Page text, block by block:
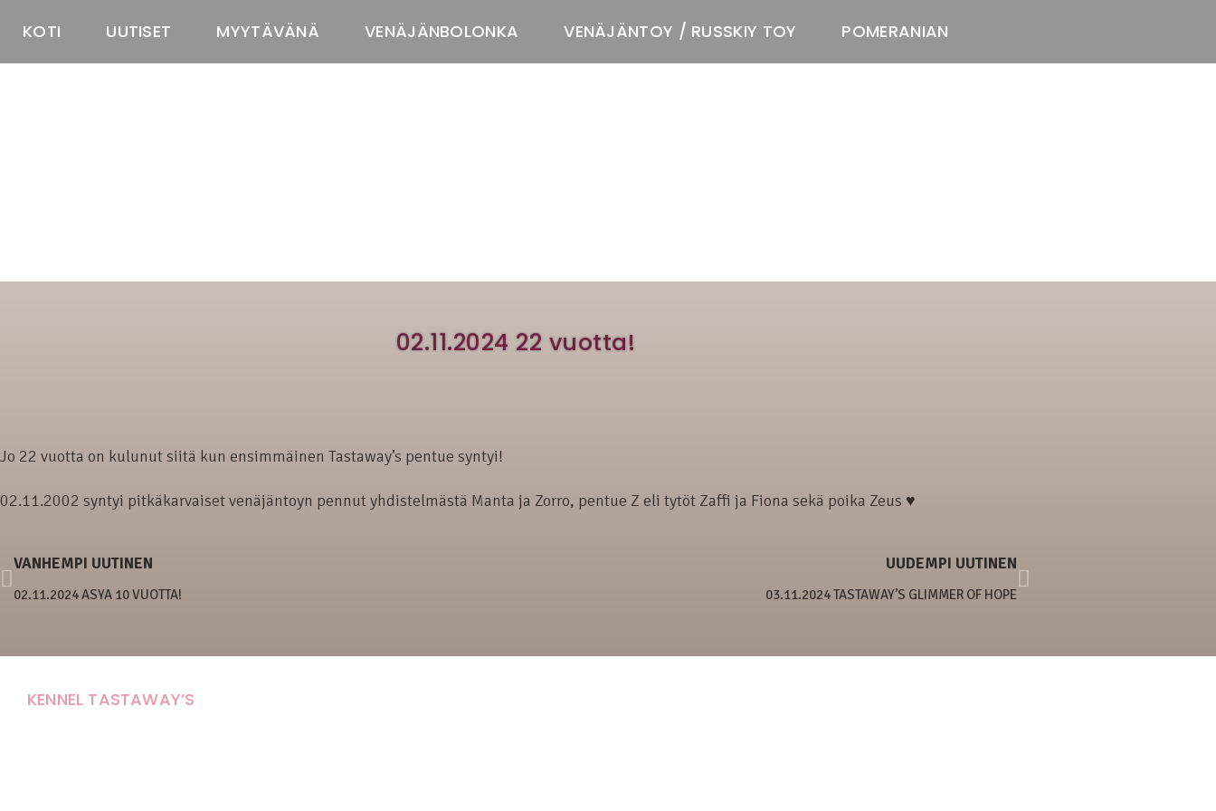
KOTI UUTISET MYYTÄVÄNÄ VENÄJÄNBOLONKA VENÄJÄNTOY / RUSSKIY TOY POMERANIAN
pomeranian
02.11.2024 22 vuotta!
Jo 22 vuotta on kulunut siitä kun ensimmäinen Tastaway’s pentue syntyi!
02.11.2002 syntyi pitkäkarvaiset venäjäntoyn pennut yhdistelmästä Manta ja Zorro, pentue Z eli tytöt Zaffi ja Fiona sekä poika Zeus ♥
VANHEMPI UUTINEN
02.11.2024 ASYA 10 VUOTTA!
UUDEMPI UUTINEN
03.11.2024 TASTAWAY’S GLIMMER OF HOPE
KENNEL TASTAWAY’S